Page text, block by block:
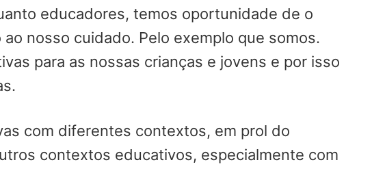
educadores, temos oportunidade de o
nosso cuidado. Pelo exemplo que somos.
para as nossas crianças e jovens e por isso
com diferentes contextos, em prol do
contextos educativos, especialmente com